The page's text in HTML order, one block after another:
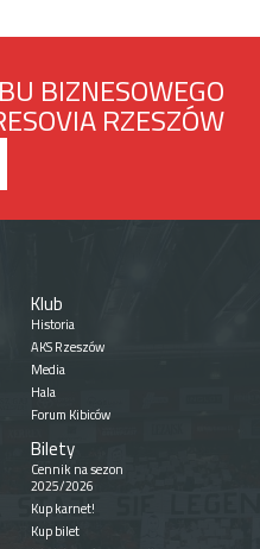
BIZNESOWEGO
RZESZÓW
Klub
Historia
AKS Rzeszów
Media
Hala
Forum Kibiców
Bilety
Cennik na sezon
2025/2026
Kup karnet!
Kup bilet